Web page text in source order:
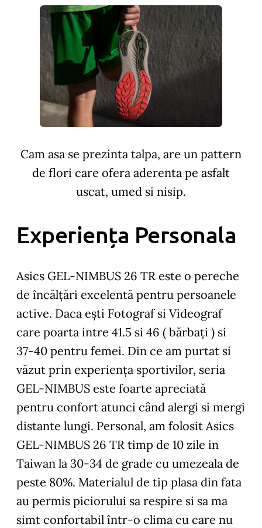
Cam asa se prezinta talpa, are un pattern
de flori care ofera aderenta pe asfalt
uscat, umed si nisip.
Experiența Personala
Asics GEL-NIMBUS 26 TR este o pereche
de încălțări excelentă pentru persoanele
active. Daca ești Fotograf si Videograf
care poarta intre 41.5 si 46 ( bărbați ) si
37-40 pentru femei. Din ce am purtat si
văzut prin experiența sportivilor, seria
GEL-NIMBUS este foarte apreciată
pentru confort atunci când alergi si mergi
distante lungi. Personal, am folosit Asics
GEL-NIMBUS 26 TR timp de 10 zile in
Taiwan la 30-34 de grade cu umezeala de
peste 80%. Materialul de tip plasa din fata
au permis piciorului sa respire si sa ma
simt confortabil într-o clima cu care nu